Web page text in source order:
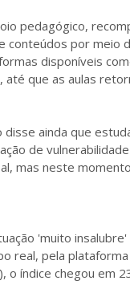
pedagógico,
conteúdos por meio
disponíveis
que as aulas
ainda que
de
mas neste
'muito
real, pela
o índice chegou em